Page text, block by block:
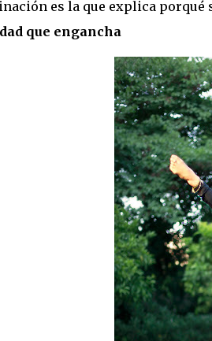
es la que explica porqué
que engancha